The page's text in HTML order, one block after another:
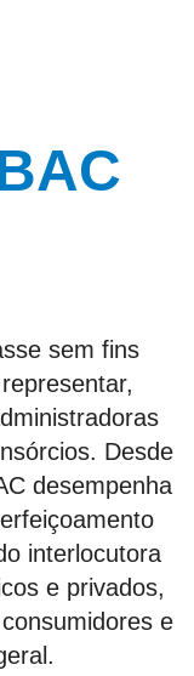
sem fins
Desde
desempenha
interlocutora
e privados,
e